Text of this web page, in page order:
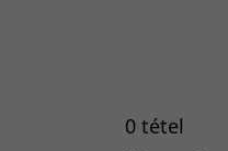
0 tétel